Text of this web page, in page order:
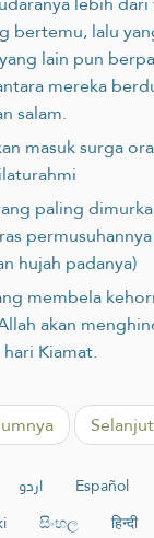
bertemu, lalu
lain pun
mereka
salam.
masuk surga
paling
hujah padanya)
membela
akan
Kiamat.
اردو Español
සිංහල हिन्दी